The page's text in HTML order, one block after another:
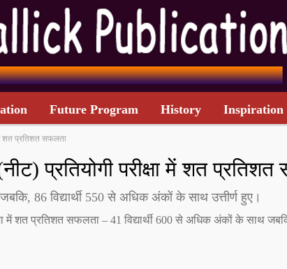
Future Program History Inspiration
में शत प्रतिशत सफलता
प्रतियोगी परीक्षा में शत
86 विद्यार्थी 550 से अधिक अंकों के साथ उत्तीर्ण हुए।
में शत प्रतिशत सफलता – 41 विद्यार्थी 600 से अधिक अंकों के साथ